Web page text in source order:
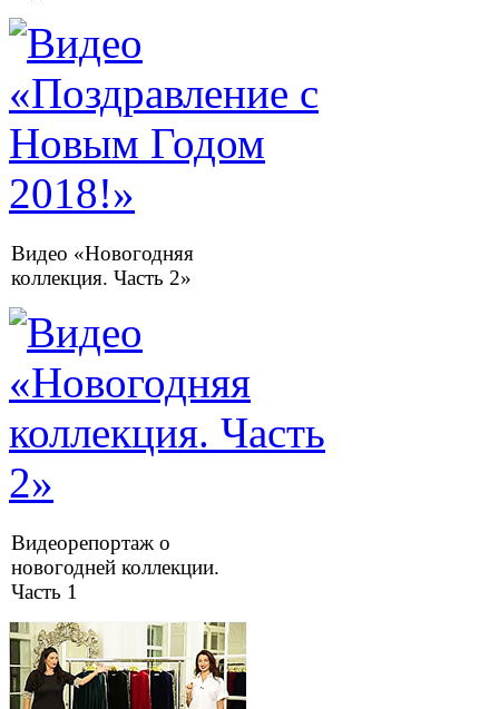
Видео «Новогодняя
коллекция. Часть 2»
Видеорепортаж о
новогодней коллекции.
Часть 1